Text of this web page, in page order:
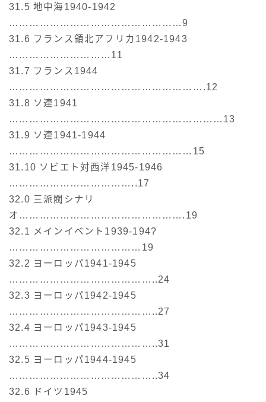
31.5 地中海1940-1942
……………………………………………9
31.6 フランス領北アフリカ1942-1943
…………………………11
31.7 フランス1944
………………………………………………….12
31.8 ソ連1941
………………………………………………………13
31.9 ソ連1941-1944
………………………………………………15
31.10 ソビエト対西洋1945-1946
………………………………..17
32.0 三派閥シナリ
オ………………………………………….19
32.1 メインイベント1939-194?
…………………………………19
32.2 ヨーロッパ1941-1945
……………………………………..24
32.3 ヨーロッパ1942-1945
……………………………………..27
32.4 ヨーロッパ1943-1945
……………………………………..31
32.5 ヨーロッパ1944-1945
……………………………………..34
32.6 ドイツ1945